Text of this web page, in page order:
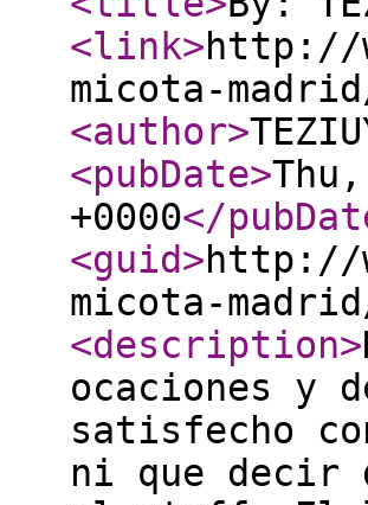
<link>http://
micota-
<author>
<pubDate>
+0000</
<guid>http://
micota-
<description>
ocaciones y
satisfecho
ni que decir